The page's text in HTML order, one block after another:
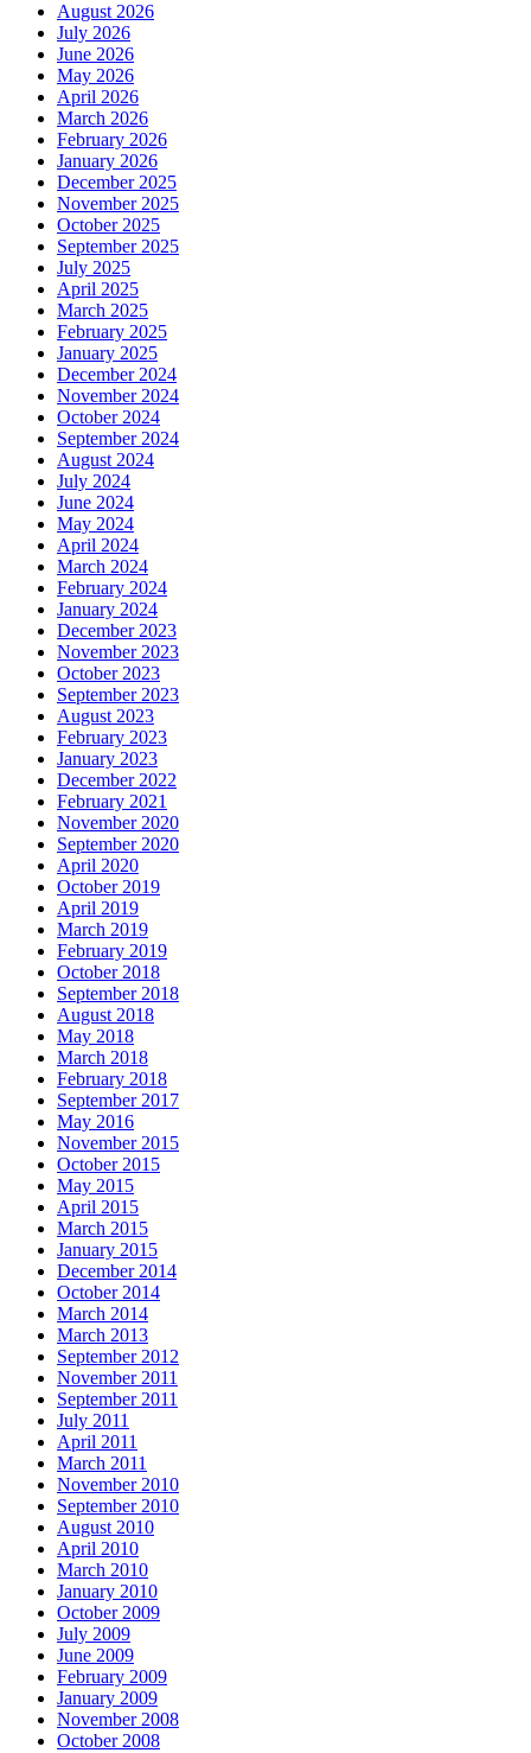
August 2026
July 2026
June 2026
May 2026
April 2026
March 2026
February 2026
January 2026
December 2025
November 2025
October 2025
September 2025
July 2025
April 2025
March 2025
February 2025
January 2025
December 2024
November 2024
October 2024
September 2024
August 2024
July 2024
June 2024
May 2024
April 2024
March 2024
February 2024
January 2024
December 2023
November 2023
October 2023
September 2023
August 2023
February 2023
January 2023
December 2022
February 2021
November 2020
September 2020
April 2020
October 2019
April 2019
March 2019
February 2019
October 2018
September 2018
August 2018
May 2018
March 2018
February 2018
September 2017
May 2016
November 2015
October 2015
May 2015
April 2015
March 2015
January 2015
December 2014
October 2014
March 2014
March 2013
September 2012
November 2011
September 2011
July 2011
April 2011
March 2011
November 2010
September 2010
August 2010
April 2010
March 2010
January 2010
October 2009
July 2009
June 2009
February 2009
January 2009
November 2008
October 2008